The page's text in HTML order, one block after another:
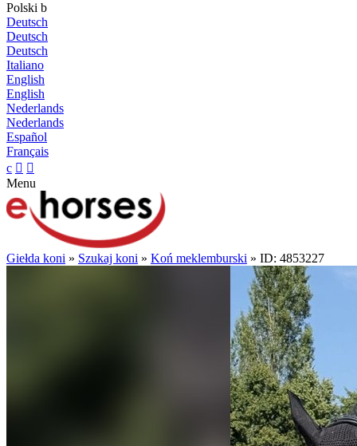
Polski b
Deutsch
Deutsch
Deutsch
Italiano
English
English
Nederlands
Nederlands
Español
Français
c  
Menu
Giełda koni » Szukaj koni » Koń meklemburski » ID: 4853227